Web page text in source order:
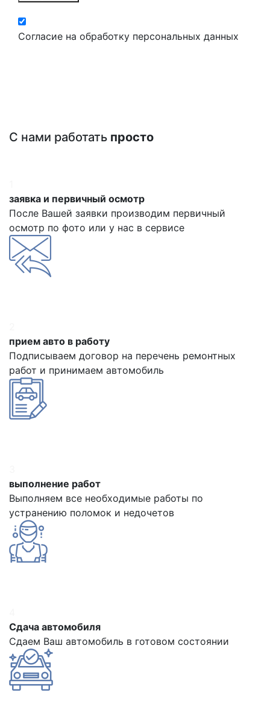
Согласие на обработку персональных данных
С нами работать просто
заявка и первичный осмотр
После Вашей заявки производим первичный
осмотр по фото или у нас в сервисе
прием авто в работу
Подписываем договор на перечень ремонтных
работ и принимаем автомобиль
выполнение работ
Выполняем все необходимые работы по
устранению поломок и недочетов
Сдача автомобиля
Сдаем Ваш автомобиль в готовом состоянии